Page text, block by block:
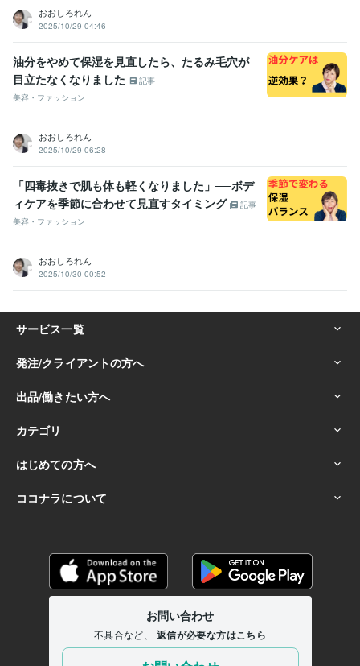
おおしろれん
2025/10/29 04:46
油分をやめて保湿を見直したら、たるみ毛穴が
目立たなくなりました
記事
美容・ファッション
おおしろれん
2025/10/29 06:28
「四毒抜きで肌も体も軽くなりました」──ボデ
ィケアを季節に合わせて見直すタイミング
記事
美容・ファッション
おおしろれん
2025/10/30 00:52